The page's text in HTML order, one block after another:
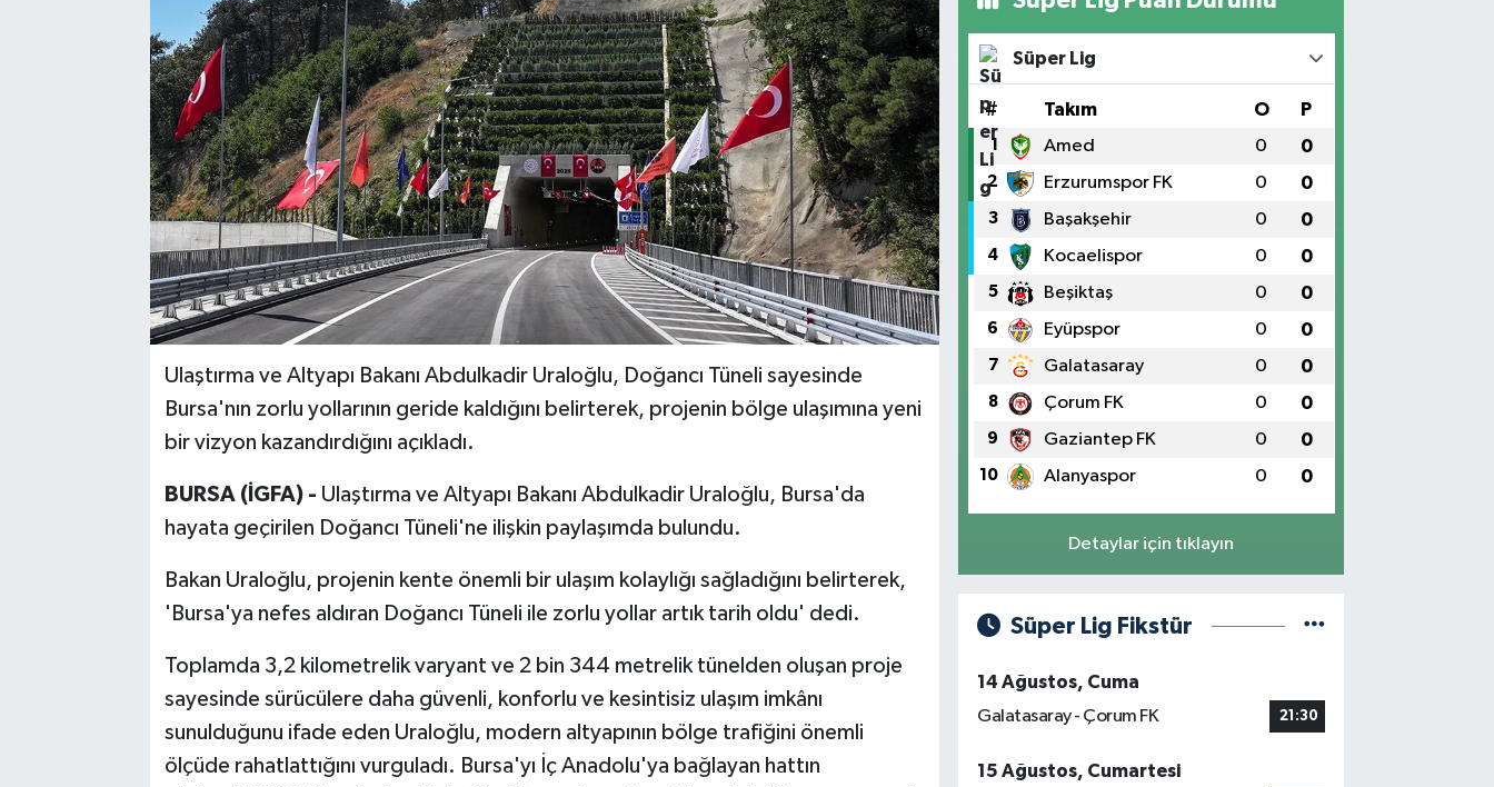
Ulaştırma ve Altyapı Bakanı Abdulkadir Uraloğlu, Doğancı Tüneli sayesinde
Bursa'nın zorlu yollarının geride kaldığını belirterek, projenin bölge ulaşımına yeni
bir vizyon kazandırdığını açıkladı.
BURSA (İGFA) - Ulaştırma ve Altyapı Bakanı Abdulkadir Uraloğlu, Bursa'da
hayata geçirilen Doğancı Tüneli'ne ilişkin paylaşımda bulundu.
Bakan Uraloğlu, projenin kente önemli bir ulaşım kolaylığı sağladığını belirterek,
'Bursa'ya nefes aldıran Doğancı Tüneli ile zorlu yollar artık tarih oldu' dedi.
Toplamda 3,2 kilometrelik varyant ve 2 bin 344 metrelik tünelden oluşan proje
sayesinde sürücülere daha güvenli, konforlu ve kesintisiz ulaşım imkânı
sunulduğunu ifade eden Uraloğlu, modern altyapının bölge trafiğini önemli
ölçüde rahatlattığını vurguladı. Bursa'yı İç Anadolu'ya bağlayan hattın
Süper Lig
# Takım O P
1 Amed 0 0
2 Erzurumspor FK 0 0
3 Başakşehir 0 0
4 Kocaelispor 0 0
5 Beşiktaş 0 0
6 Eyüpspor 0 0
7 Galatasaray 0 0
8 Çorum FK 0 0
9 Gaziantep FK 0 0
10 Alanyaspor 0 0
Detaylar için tıklayın
Süper Lig Fikstür
14 Ağustos, Cuma
Galatasaray - Çorum FK
21:30
15 Ağustos, Cumartesi